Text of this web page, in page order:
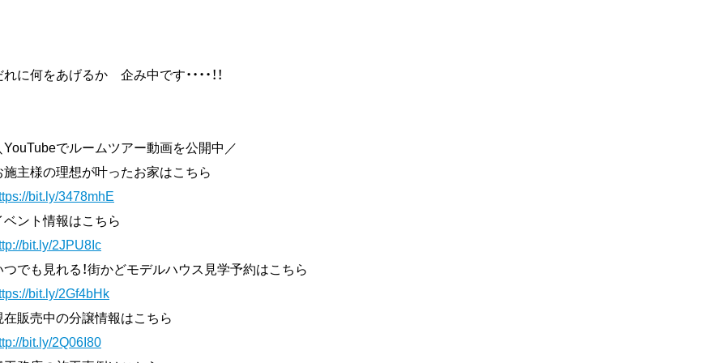
に何をあげるか 企み中です・・・・！！
YouTubeでルームツアー動画を公開中／
施主様の理想が叶ったお家はこちら
bit.ly/3478mhE
ベント情報はこちら
bit.ly/2JPU8Ic
つでも見れる！街かどモデルハウス見学予約はこちら
bit.ly/2Gf4bHk
在販売中の分譲情報はこちら
bit.ly/2Q06I80